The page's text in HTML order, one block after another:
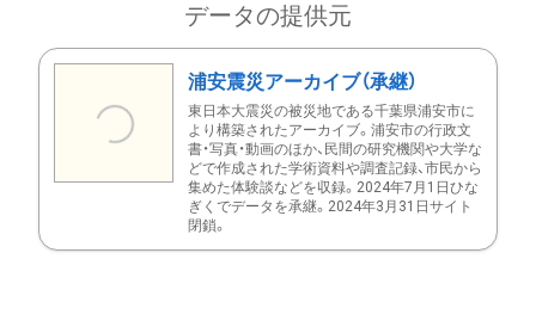
データの提供元
浦安震災アーカイブ（承継）
東日本大震災の被災地である千葉県浦安市に
より構築されたアーカイブ。浦安市の行政文
書・写真・動画のほか、民間の研究機関や大学な
どで作成された学術資料や調査記録、市民から
集めた体験談などを収録。2024年7月1日ひな
ぎくでデータを承継。2024年3月31日サイト
閉鎖。